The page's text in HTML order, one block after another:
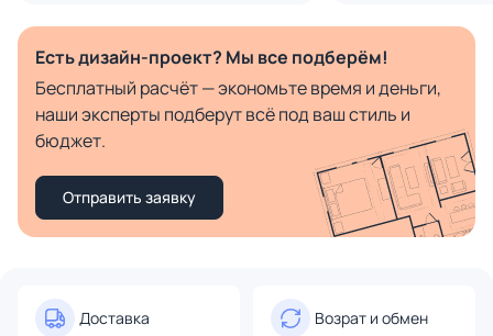
Есть дизайн-проект? Мы все подберём!
Бесплатный расчёт — экономьте время и деньги,
наши эксперты подберут всё под ваш стиль и
бюджет.
Отправить заявку
Доставка Возрат и обмен